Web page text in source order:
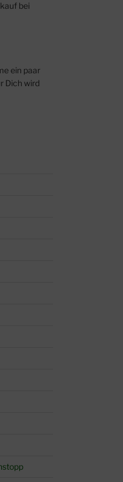
bei
ein paar
Dich wird